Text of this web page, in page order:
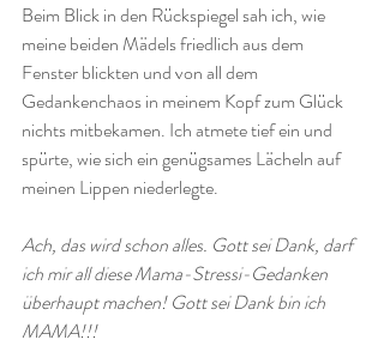
Beim Blick in den Rückspiegel sah ich, wie
meine beiden Mädels friedlich aus dem
Fenster blickten und von all dem
Gedankenchaos in meinem Kopf zum Glück
nichts mitbekamen. Ich atmete tief ein und
spürte, wie sich ein genügsames Lächeln auf
meinen Lippen niederlegte.
Ach, das wird schon alles. Gott sei Dank, darf
ich mir all diese Mama-Stressi-Gedanken
überhaupt machen! Gott sei Dank bin ich
MAMA!!!